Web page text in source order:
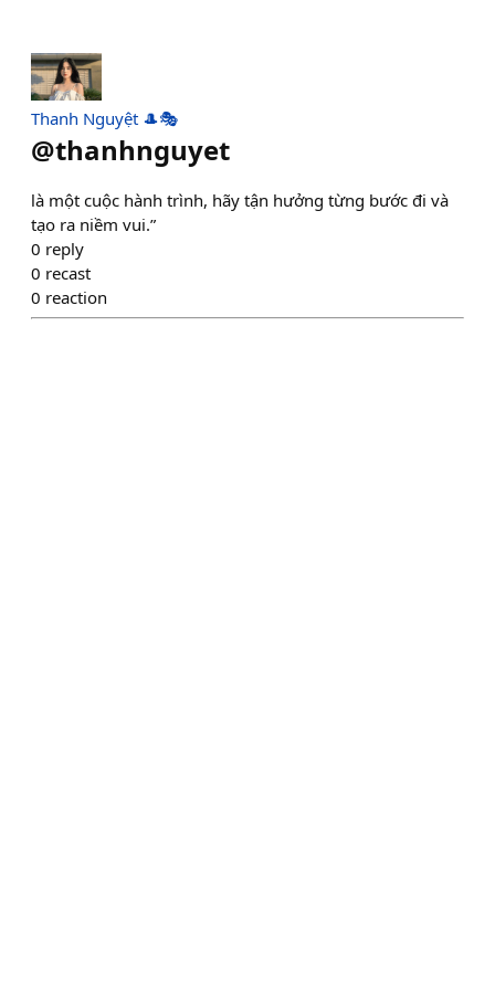
Thanh Nguyệt 🎩🎭
@thanhnguyet
là một cuộc hành trình, hãy tận hưởng từng bước đi và
tạo ra niềm vui.”
0 reply
0 recast
0 reaction